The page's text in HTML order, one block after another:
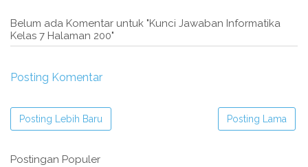
Belum ada Komentar untuk "Kunci Jawaban Informatika
Kelas 7 Halaman 200"
Posting Komentar
Posting Lebih Baru Posting Lama
Postingan Populer